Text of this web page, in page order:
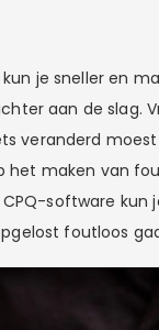
kun je sneller en
aan de slag.
veranderd
het maken van
software kun
foutloos